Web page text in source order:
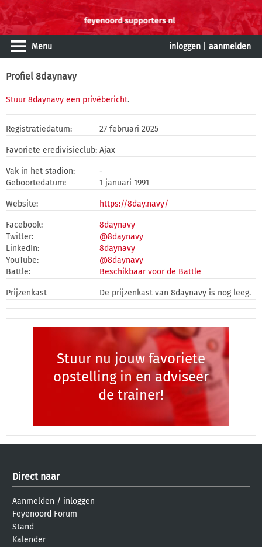
Menu inloggen aanmelden
Profiel 8daynavy
Stuur 8daynavy een privébericht.
Registratiedatum: 27 februari 2025
Favoriete eredivisieclub: Ajax
Vak in het stadion:
-
Geboortedatum:
1 januari 1991
Website: https://8day.navy/
Facebook:
8daynavy
Twitter:
@8daynavy
LinkedIn:
8daynavy
YouTube:
@8daynavy
Battle:
Beschikbaar voor de Battle
Prijzenkast De prijzenkast van 8daynavy is nog leeg.
Stuur nu jouw favoriete
opstelling in en adviseer
de trainer!
Direct naar
Aanmelden / inloggen
Feyenoord Forum
Stand
Kalender